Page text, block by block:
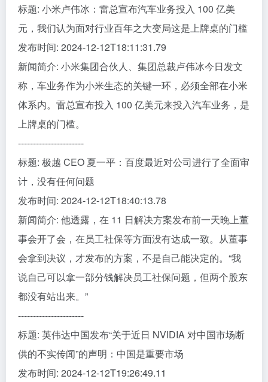
标题: 小米卢伟冰：雷总宣布汽车业务投入 100 亿美
元，我们认为面对行业百年之大变局这是上牌桌的门槛
发布时间: 2024-12-12T18:11:31.79
新闻简介: 小米集团合伙人、集团总裁卢伟冰今日发文
称，车业务作为小米生态的关键一环，必须全部在小米
体系内。雷总宣布投入 100 亿美元来投入汽车业务，是
上牌桌的门槛。
----------------------
标题: 极越 CEO 夏一平：百度最近对公司进行了全面审
计，没有任何问题
发布时间: 2024-12-12T18:40:13.78
新闻简介: 他透露，在 11 日解决方案发布前一天晚上董
事会开了会，在员工社保等方面没有达成一致。从董事
会拿到决议，才发布的方案，不是自己能决定的。“我
说自己可以拿一部分钱解决员工社保问题，但两个股东
都没有站出来。”
----------------------
标题: 英伟达中国发布“关于近日 NVIDIA 对中国市场断
供的不实传闻”的声明：中国是重要市场
发布时间: 2024-12-12T19:26:49.11